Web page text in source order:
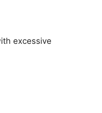
excessive